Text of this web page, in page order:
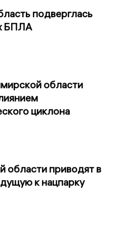
подверглась
БПЛА
области
циклона
области приводят в
к нацпарку